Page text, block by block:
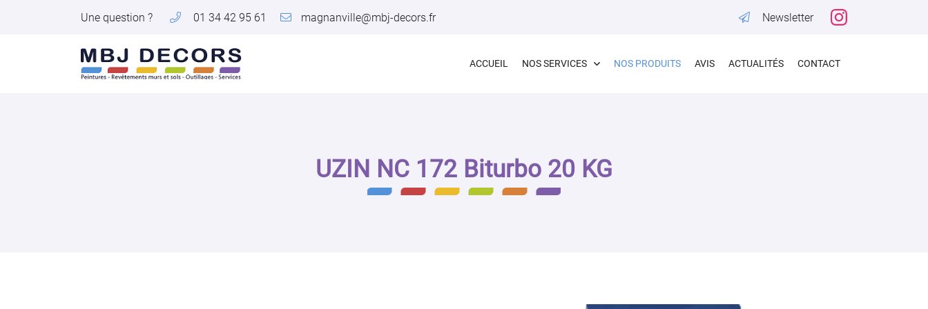
Une question ? 01 34 42 95 61 Newsletter
ACCUEIL NOS SERVICES NOS PRODUITS AVIS ACTUALITÉS CONTACT
78200 MAGNANVILLE
01 34 42 95 61
UZIN NC 172 Biturbo 20 KG